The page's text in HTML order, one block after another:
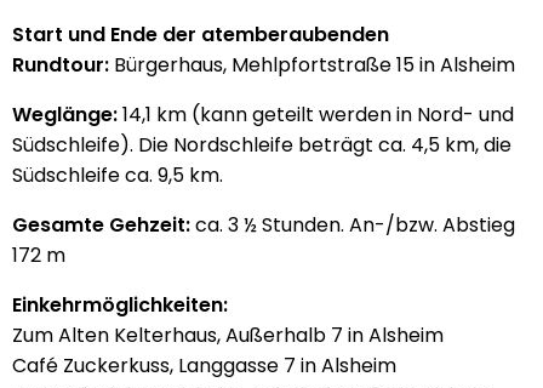
Start und Ende der atemberaubenden
Rundtour: Bürgerhaus, Mehlpfortstraße 15 in Alsheim
Weglänge:14,1 km (kann geteilt werden in Nord- und
Südschleife). Die Nordschleife beträgt ca. 4,5 km, die
Südschleife ca. 9,5 km.
Gesamte Gehzeit:ca. 3 ½ Stunden. An-/bzw. Abstieg
172 m
Einkehrmöglichkeiten:
Zum Alten Kelterhaus, Außerhalb 7 in Alsheim
Café Zuckerkuss, Langgasse 7 in Alsheim